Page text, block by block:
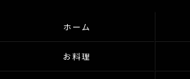
ホーム
お料理